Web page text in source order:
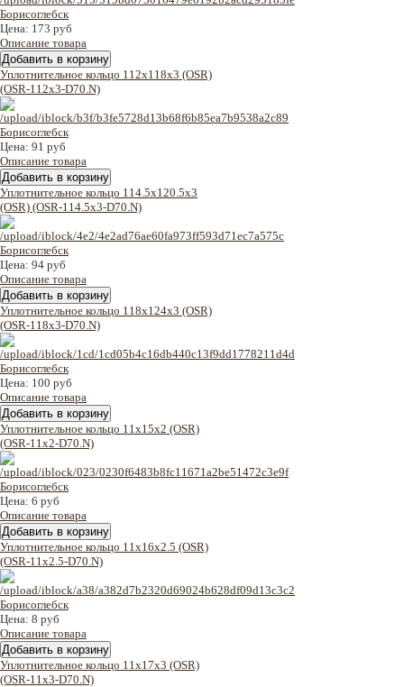
Цена: 173 руб
Описание товара
Уплотнительное кольцо 112x118x3 (OSR)
(OSR-112x3-D70.N)
Цена: 91 руб
Описание товара
Уплотнительное кольцо 114.5x120.5x3
(OSR) (OSR-114.5x3-D70.N)
Цена: 94 руб
Описание товара
Уплотнительное кольцо 118x124x3 (OSR)
(OSR-118x3-D70.N)
Цена: 100 руб
Описание товара
Уплотнительное кольцо 11x15x2 (OSR)
(OSR-11x2-D70.N)
Цена: 6 руб
Описание товара
Уплотнительное кольцо 11x16x2.5 (OSR)
(OSR-11x2.5-D70.N)
Цена: 8 руб
Описание товара
Уплотнительное кольцо 11x17x3 (OSR)
(OSR-11x3-D70.N)